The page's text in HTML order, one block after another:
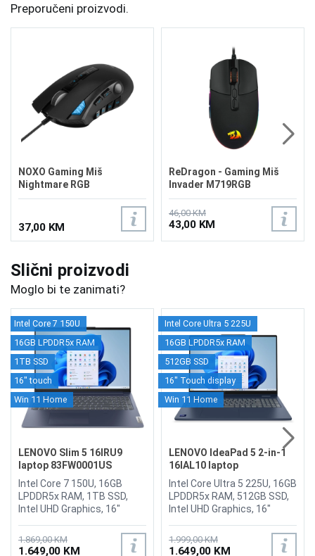
Preporučeni proizvodi.
NOXO Gaming Miš
Nightmare RGB
37,00 KM
ReDragon - Gaming Miš
Invader M719RGB
46,00 KM
43,00 KM
Slični proizvodi
Moglo bi te zanimati?
Intel Core 7 150U
16GB LPDDR5x RAM
1TB SSD
16" touch
Win 11 Home
LENOVO Slim 5 16IRU9
laptop 83FW0001US
Intel Core 7 150U, 16GB
LPDDR5x RAM, 1TB SSD,
Intel UHD Graphics, 16"
display, FHD 1080p with
Privacy Shutter, Wi-Fi 6,
1.869,00 KM
1.649,00 KM
Intel Core Ultra 5 225U
16GB LPDDR5x RAM
512GB SSD
16" Touch display
Win 11 Home
LENOVO IdeaPad 5 2-in-1
16IAL10 laptop
83KS0007US
Intel Core Ultra 5 225U, 16GB
LPDDR5x RAM, 512GB SSD,
Intel UHD Graphics, 16"
Touchscreen display ,
WebCamFHD 1080p + IR
1.999,00 KM
1.649,00 KM